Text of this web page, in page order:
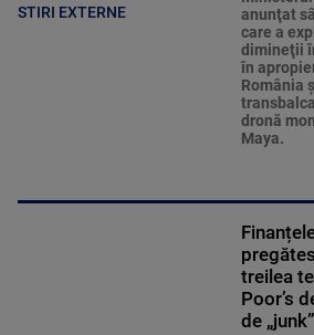
STIRI EXTERNE
anunţat
care a
dimineţii
în
România
dronă
Maya.
treilea
Poor’s
de „junk”